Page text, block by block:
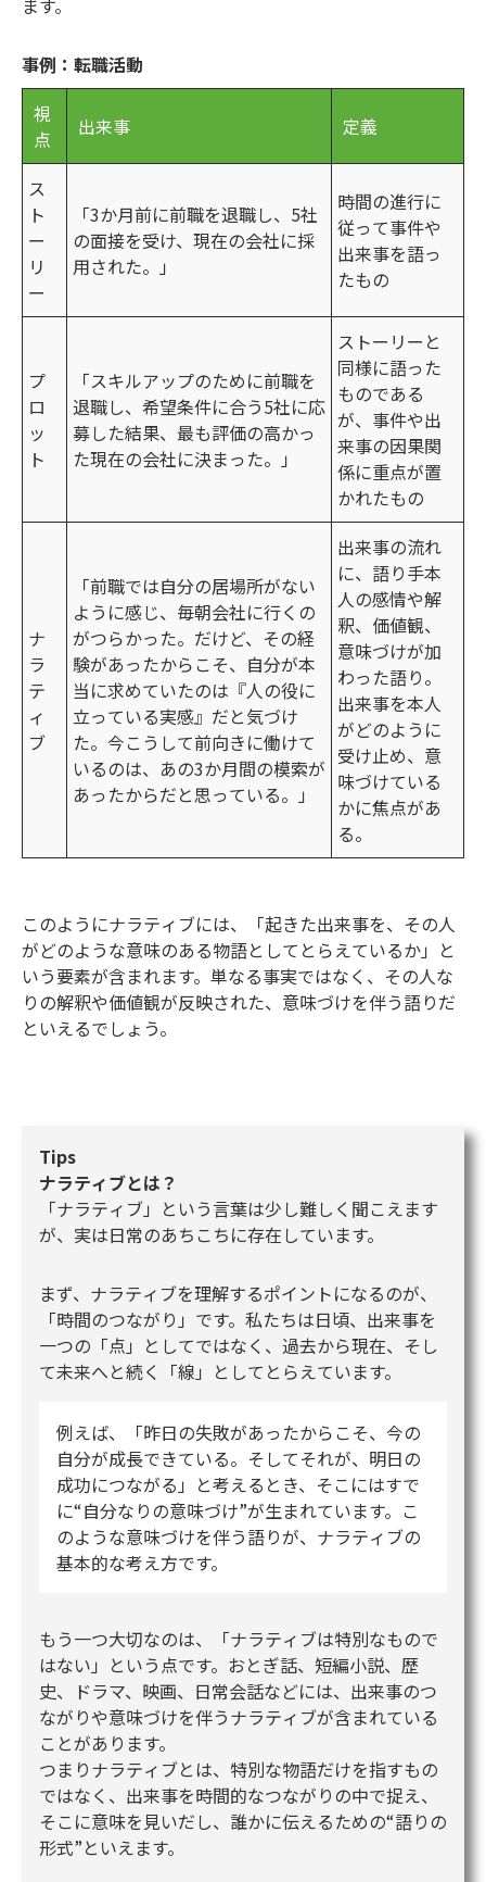
事例：転職活動
視
点
出来事 定義
ス
ト
ー
リ
ー
「3か月前に前職を退職し、5社
の面接を受け、現在の会社に採
用された。」
時間の進行に
従って事件や
出来事を語っ
たもの
プ
ロ
ッ
ト
「スキルアップのために前職を
退職し、希望条件に合う5社に応
募した結果、最も評価の高かっ
た現在の会社に決まった。」
ストーリーと
同様に語った
ものである
が、事件や出
来事の因果関
係に重点が置
かれたもの
ナ
ラ
テ
ィ
ブ
「前職では自分の居場所がない
ように感じ、毎朝会社に行くの
がつらかった。だけど、その経
験があったからこそ、自分が本
当に求めていたのは『人の役に
立っている実感』だと気づけ
た。今こうして前向きに働けて
いるのは、あの3か月間の模索が
あったからだと思っている。」
出来事の流れ
に、語り手本
人の感情や解
釈、価値観、
意味づけが加
わった語り。
出来事を本人
がどのように
受け止め、意
味づけている
かに焦点があ
る。
このようにナラティブには、「起きた出来事を、その人
がどのような意味のある物語としてとらえているか」と
いう要素が含まれます。単なる事実ではなく、その人な
りの解釈や価値観が反映された、意味づけを伴う語りだ
といえるでしょう。
Tips
ナラティブとは？
「ナラティブ」という言葉は少し難しく聞こえます
が、実は日常のあちこちに存在しています。
まず、ナラティブを理解するポイントになるのが、
「時間のつながり」です。私たちは日頃、出来事を
一つの「点」としてではなく、過去から現在、そし
て未来へと続く「線」としてとらえています。
例えば、「昨日の失敗があったからこそ、今の
自分が成長できている。そしてそれが、明日の
成功につながる」と考えるとき、そこにはすで
に“自分なりの意味づけ”が生まれています。こ
のような意味づけを伴う語りが、ナラティブの
基本的な考え方です。
もう一つ大切なのは、「ナラティブは特別なもので
はない」という点です。おとぎ話、短編小説、歴
史、ドラマ、映画、日常会話などには、出来事のつ
ながりや意味づけを伴うナラティブが含まれている
ことがあります。
つまりナラティブとは、特別な物語だけを指すもの
ではなく、出来事を時間的なつながりの中で捉え、
そこに意味を見いだし、誰かに伝えるための“語りの
形式”といえます。